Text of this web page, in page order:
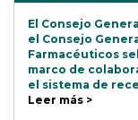
El Consejo
el Consejo
Farmacéuticos
marco de
el sistema de
Leer más >